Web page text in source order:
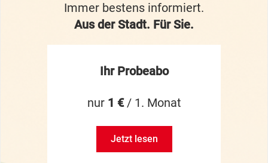
Immer bestens informiert.
Aus der Stadt. Für Sie.
Ihr Probeabo
nur 1 €/ 1. Monat
Jetzt lesen